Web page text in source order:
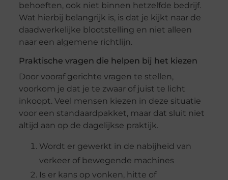
behoeften, ook niet binnen hetzelfde bedrijf.
Wat hierbij belangrijk is, is dat je kijkt naar de
daadwerkelijke blootstelling en niet alleen
naar een algemene richtlijn.
Praktische vragen die helpen bij het kiezen
Door vooraf gerichte vragen te stellen,
voorkom je dat je te zwaar of juist te licht
inkoopt. Veel mensen kiezen in deze situatie
voor een standaardpakket, maar dat sluit niet
altijd aan op de dagelijkse praktijk.
Wordt er gewerkt in de nabijheid van
verkeer of bewegende machines
Is er kans op vonken, hitte of